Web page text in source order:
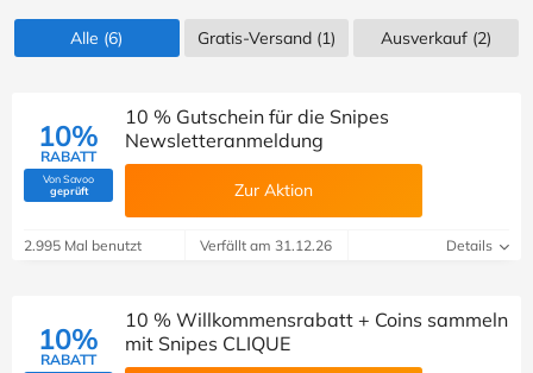
Alle (6) Gratis-Versand (1) Ausverkauf (2)
10%
RABATT
Von Savoo
geprüft(Von Savoo geprüft)
10 % Gutschein für die Snipes
Newsletteranmeldung
Zur Aktion
2.995 Mal benutzt Verfällt am 31.12.26 Details
10%
RABATT
10 % Willkommensrabatt + Coins sammeln
mit Snipes CLIQUE